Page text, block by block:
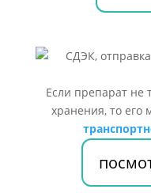
Если препарат не
хранения, то его